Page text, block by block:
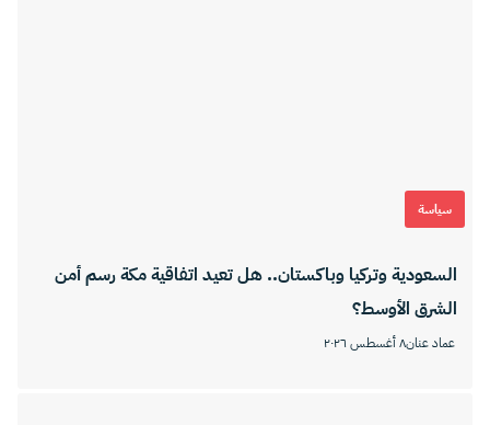
سياسة
السعودية وتركيا وباكستان.. هل تعيد اتفاقية مكة رسم أمن
الشرق الأوسط؟
عماد عنان٨ أغسطس ٢٠٢٦